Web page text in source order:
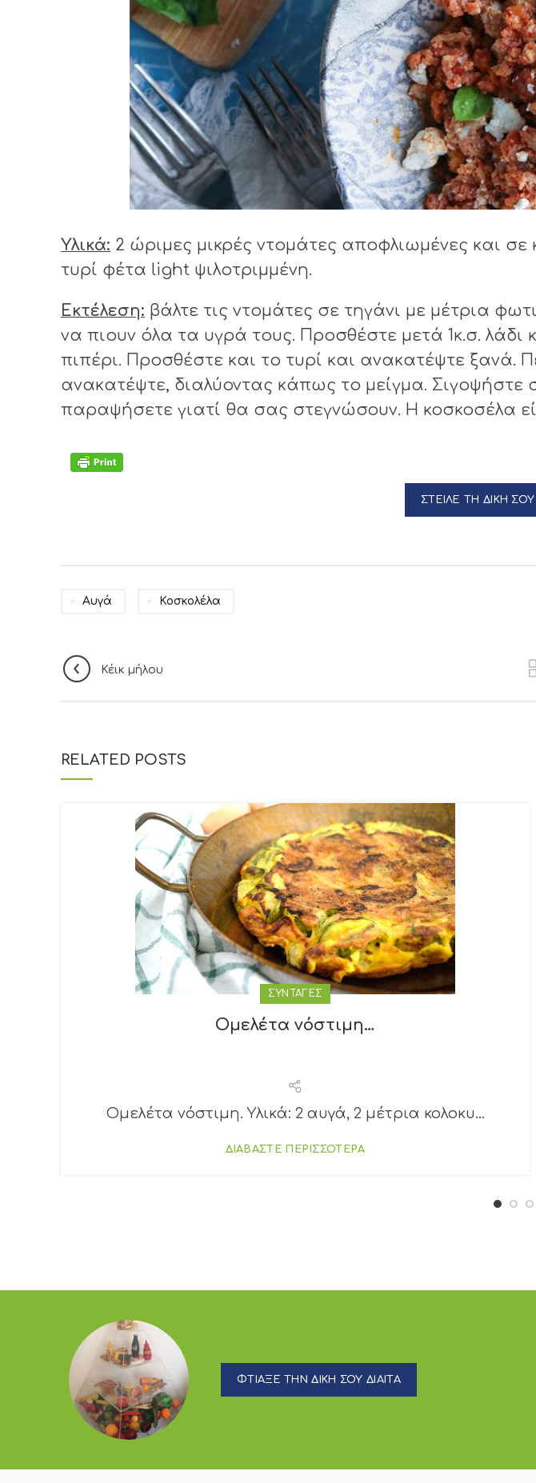
Υλικά: 2 ώριμες μικρές ντομάτες αποφλιωμένες και σε
τυρί φέτα light ψιλοτριμμένη.
Εκτέλεση: βάλτε τις ντομάτες σε τηγάνι με μέτρια
να πιουν όλα τα υγρά τους. Προσθέστε μετά 1κ.σ.
πιπέρι. Προσθέστε και το τυρί και ανακατέψτε ξανά.
ανακατέψτε, διαλύοντας κάπως το μείγμα. Σιγοψήστε
παραψήσετε γιατί θα σας στεγνώσουν. Η κοσκοσέλα
ΣΤΕΙΛΕ ΤΗ ΔΙΚΗ
Αυγά Κοσκολέλα
Κέικ μήλου
RELATED POSTS
ΣΥΝΤΑΓΕΣ
Ομελέτα νόστιμη…
Ομελέτα νόστιμη. Υλικά: 2 αυγά, 2 μέτρια κολοκυ...
ΔΙΑΒΑΣΤΕ ΠΕΡΙΣΣΟΤΕΡΑ
ΦΤΙΑΞΕ ΤΗΝ ΔΙΚΗ ΣΟΥ ΔΙΑΙΤΑ